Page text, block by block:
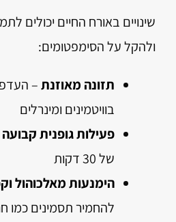
שינויים באורח החיים יכולים
ולהקל על הסימפטומים:
תזונה מאוזנת–
בוויטמינים ומינרלים
פעילות גופנית קבועה
של 30 דקות
הימנעות מאלכוהול
להחמיר תסמינים כמו